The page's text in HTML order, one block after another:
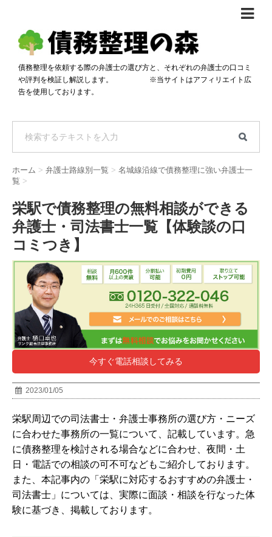
債務整理体験談
おすすめ
料金比較
自己破産・個人再生料金比較
過払い金料金比較
専門家の選び方
料金で選ぶ
着手金無料で選ぶ
女性専門で選ぶ
24時間年中無休で選ぶ
匿名借金相談
債務整理を依頼する際の弁護士の選び方と、それぞれの弁護士の口コミ
や評判を検証し解説します。 ※当サイトはアフィリエイト広
告を使用しております。
ホーム > 弁護士路線別一覧 > 名城線沿線で債務整理に強い弁護士一
覧 >
栄駅で債務整理の無料相談ができる
弁護士・司法書士一覧【体験談の口
コミつき】
今すぐ電話相談してみる
2023/01/05
栄駅周辺での司法書士・弁護士事務所の選び方・ニーズ
に合わせた事務所の一覧について、記載しています。急
に債務整理を検討される場合などに合わせ、夜間・土
日・電話での相談の可不可などもご紹介しております。
また、本記事内の「栄駅に対応するおすすめの弁護士・
司法書士」については、実際に面談・相談を行なった体
験に基づき、掲載しております。